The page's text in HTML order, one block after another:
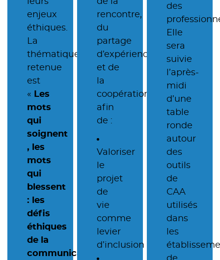
enjeux
éthiques.
La
thématique
retenue
est
« Les
mots
qui
soignent
, les
mots
qui
blessent
: les
défis
éthiques
de la
communication
rencontre,
du
partage
d’expériences
et de
la
coopération,
afin
de :
Valoriser
le
projet
de
vie
comme
levier
d’inclusion ;
des
Elle
sera
suivie
l’après-
midi
d’une
table
ronde
autour
des
outils
de
CAA
utilisés
dans
les